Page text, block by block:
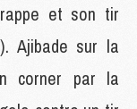
et son tir
Ajibade sur la
corner par la